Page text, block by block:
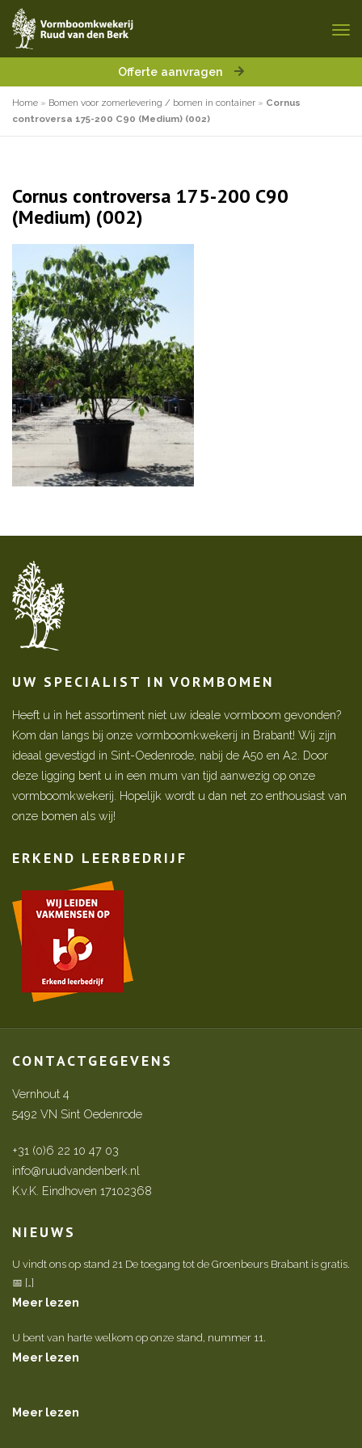
Offerte aanvragen
Home » Bomen voor zomerlevering / bomen in container » Cornus
controversa 175-200 C90 (Medium) (002)
Cornus controversa 175-200 C90
(Medium) (002)
UW SPECIALIST IN VORMBOMEN
Heeft u in het assortiment niet uw ideale vormboom gevonden?
Kom dan langs bij onze vormboomkwekerij in Brabant! Wij zijn
ideaal gevestigd in Sint-Oedenrode, nabij de A50 en A2. Door
deze ligging bent u in een mum van tijd aanwezig op onze
vormboomkwekerij. Hopelijk wordt u dan net zo enthousiast van
onze bomen als wij!
ERKEND LEERBEDRIJF
CONTACTGEGEVENS
Vernhout 4
5492 VN Sint Oedenrode
+31 (0)6 22 10 47 03
info@ruudvandenberk.nl
K.v.K. Eindhoven 17102368
NIEUWS
U vindt ons op stand 21 De toegang tot de Groenbeurs Brabant is gratis.
📅 […]
Meer lezen
U bent van harte welkom op onze stand, nummer 11.
Meer lezen
Meer lezen